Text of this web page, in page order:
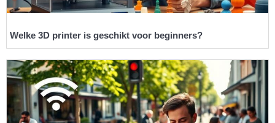
Welke 3D printer is geschikt voor beginners?